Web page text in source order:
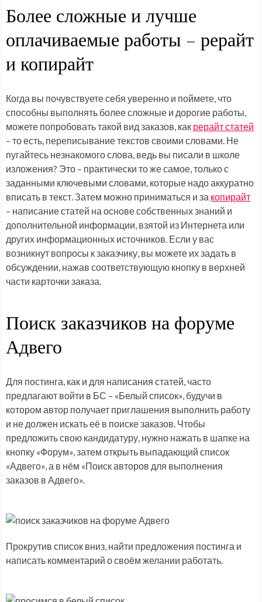
Более сложные и лучше
оплачиваемые работы – рерайт
и копирайт
Когда вы почувствуете себя уверенно и поймете, что
способны выполнять более сложные и дорогие работы,
можете попробовать такой вид заказов, как рерайт статей
– то есть, переписывание текстов своими словами. Не
пугайтесь незнакомого слова, ведь вы писали в школе
изложения? Это – практически то же самое, только с
заданными ключевыми словами, которые надо аккуратно
вписать в текст. Затем можно приниматься и за копирайт
– написание статей на основе собственных знаний и
дополнительной информации, взятой из Интернета или
других информационных источников. Если у вас
возникнут вопросы к заказчику, вы можете их задать в
обсуждении, нажав соответствующую кнопку в верхней
части карточки заказа.
Поиск заказчиков на форуме
Адвего
Для постинга, как и для написания статей, часто
предлагают войти в БС – «Белый список», будучи в
котором автор получает приглашения выполнить работу
и не должен искать её в поиске заказов. Чтобы
предложить свою кандидатуру, нужно нажать в шапке на
кнопку «Форум», затем открыть выпадающий список
«Адвего», а в нём «Поиск авторов для выполнения
заказов в Адвего».
Прокрутив список вниз, найти предложения постинга и
написать комментарий о своём желании работать.